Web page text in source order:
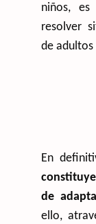
niños,
resolver
de
En
de
ello,